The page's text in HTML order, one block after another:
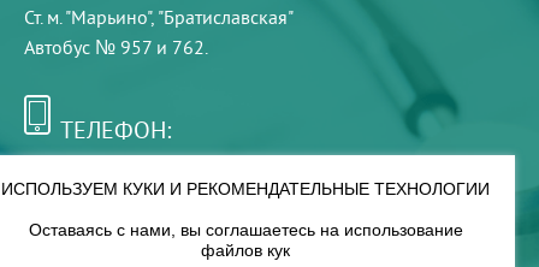
Ст. м. "Марьино", "Братиславская"
Автобус № 957 и 762.
ТЕЛЕФОН:
РЕЖИМ РАБОТЫ:
ИСПОЛЬЗУЕМ КУКИ И РЕКОМЕНДАТЕЛЬНЫЕ ТЕХНОЛОГИИ
Оставаясь с нами, вы соглашаетесь на использование
файлов кук